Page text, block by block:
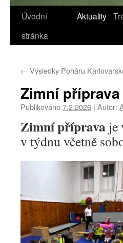
Úvodní
stránka
Aktuality
← Výsledky Poháru
Zimní příprava
Publikováno7.2.2026 | Autor:
Zimní příprava je
v týdnu včetně